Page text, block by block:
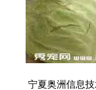
宁夏奥洲信息